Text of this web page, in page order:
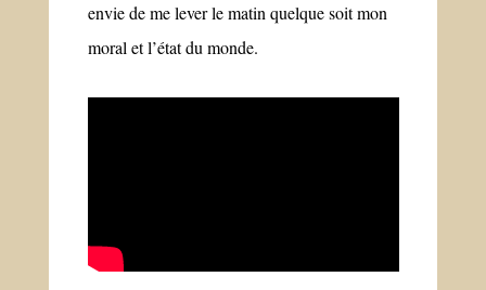
envie de me lever le matin quelque soit mon
moral et l’état du monde.